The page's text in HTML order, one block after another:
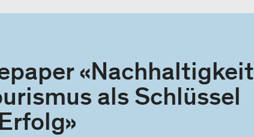
«Nachhaltigkeit
als Schlüssel